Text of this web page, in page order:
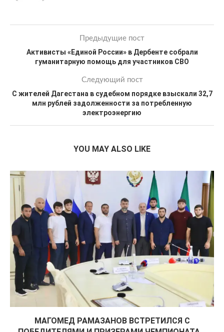
Предыдущие пост
Активисты «Единой России» в Дербенте собрали
гуманитарную помощь для участников СВО
Следующий пост
С жителей Дагестана в судебном порядке взыскали 32,7
млн рублей задолженности за потребленную
электроэнергию
YOU MAY ALSO LIKE
МАГОМЕД РАМАЗАНОВ ВСТРЕТИЛСЯ С